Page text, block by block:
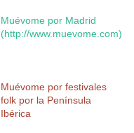
Muévome por Madrid
(http://www.muevome.com)
Muévome por festivales
folk por la Península
Ibérica